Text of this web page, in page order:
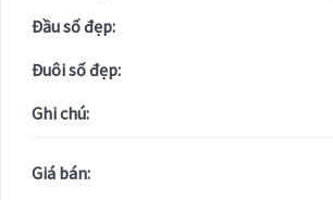
Đầu số đẹp:
Đuôi số đẹp:
Ghi chú:
Giá bán: